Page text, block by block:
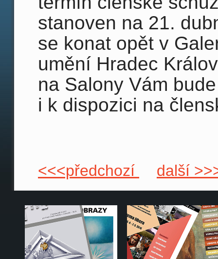
stanoven na 21.
se konat opět v
umění Hradec
na Salony Vám
i k dispozici na
<<<předchozí další